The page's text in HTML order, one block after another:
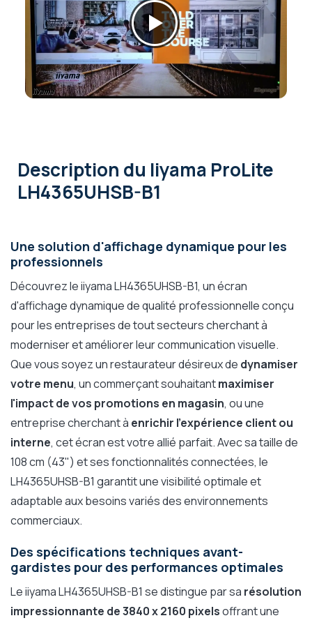
Description du Iiyama ProLite
LH4365UHSB-B1
Une solution d'affichage dynamique pour les
professionnels
Découvrez le iiyama LH4365UHSB-B1, un écran
d'affichage dynamique de qualité professionnelle conçu
pour les entreprises de tout secteurs cherchant à
moderniser et améliorer leur communication visuelle.
Que vous soyez un restaurateur désireux de dynamiser
votre menu, un commerçant souhaitantmaximiser
l'impact de vos promotions en magasin, ou une
entreprise cherchant à enrichir l'expérience client ou
interne, cet écran est votre allié parfait. Avec sa taille de
108 cm (43") et ses fonctionnalités connectées, le
LH4365UHSB-B1 garantit une visibilité optimale et
adaptable aux besoins variés des environnements
commerciaux.
Des spécifications techniques avant-
gardistes pour des performances optimales
Le iiyama LH4365UHSB-B1 se distingue par sa résolution
impressionnante de 3840 x 2160 pixelsoffrant une